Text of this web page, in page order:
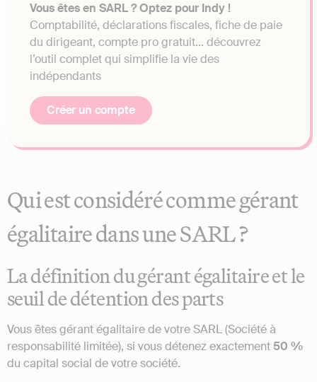
Vous êtes en SARL ? Optez pour Indy !
Comptabilité, déclarations fiscales, fiche de paie
du dirigeant, compte pro gratuit… découvrez
l’outil complet qui simplifie la vie des
indépendants
Créer un compte
Qui est considéré comme gérant
égalitaire dans une SARL ?
La définition du gérant égalitaire et le
seuil de détention des parts
Vous êtes gérant égalitaire de votre SARL (Société à
responsabilité limitée), si vous détenez exactement 50 %
du capital social de votre société.